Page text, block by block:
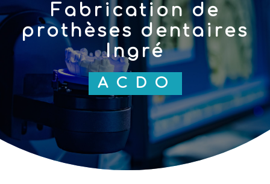
fabrication de
prothèses dentaires
Ingré
ACDO